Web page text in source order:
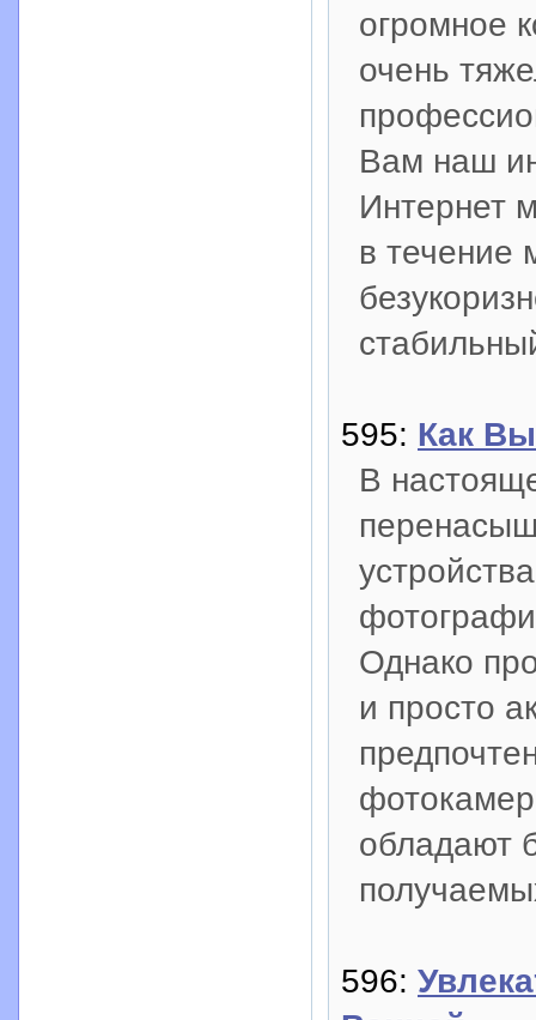
огромное
очень
Вам наш
Интернет
в течение
595: Как
В
Однако
и просто
обладают
596: